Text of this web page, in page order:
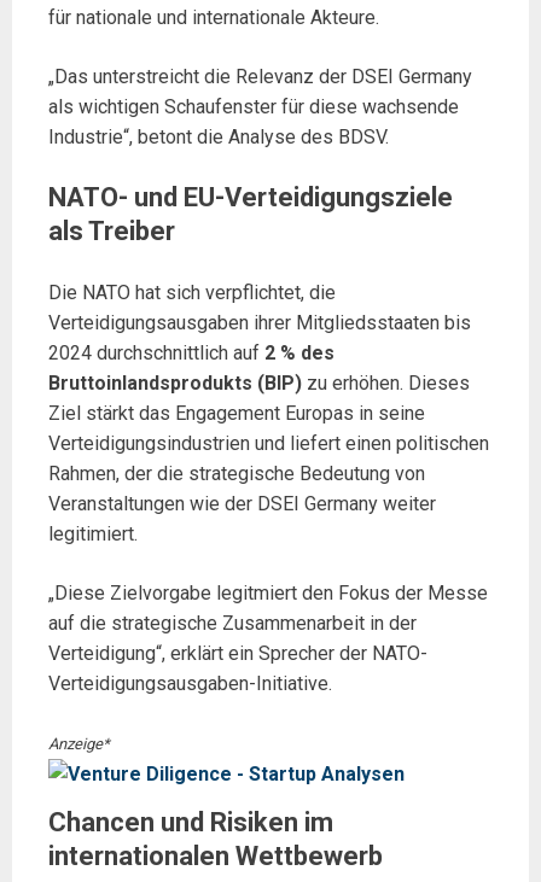
für nationale und internationale Akteure.
„Das unterstreicht die Relevanz der DSEI Germany
als wichtigen Schaufenster für diese wachsende
Industrie“, betont die Analyse des BDSV.
NATO- und EU-Verteidigungsziele
als Treiber
Die NATO hat sich verpflichtet, die
Verteidigungsausgaben ihrer Mitgliedsstaaten bis
2024 durchschnittlich auf 2 % des
Bruttoinlandsprodukts (BIP) zu erhöhen. Dieses
Ziel stärkt das Engagement Europas in seine
Verteidigungsindustrien und liefert einen politischen
Rahmen, der die strategische Bedeutung von
Veranstaltungen wie der DSEI Germany weiter
legitimiert.
„Diese Zielvorgabe legitmiert den Fokus der Messe
auf die strategische Zusammenarbeit in der
Verteidigung“, erklärt ein Sprecher der NATO-
Verteidigungsausgaben-Initiative.
Anzeige*
Chancen und Risiken im
internationalen Wettbewerb